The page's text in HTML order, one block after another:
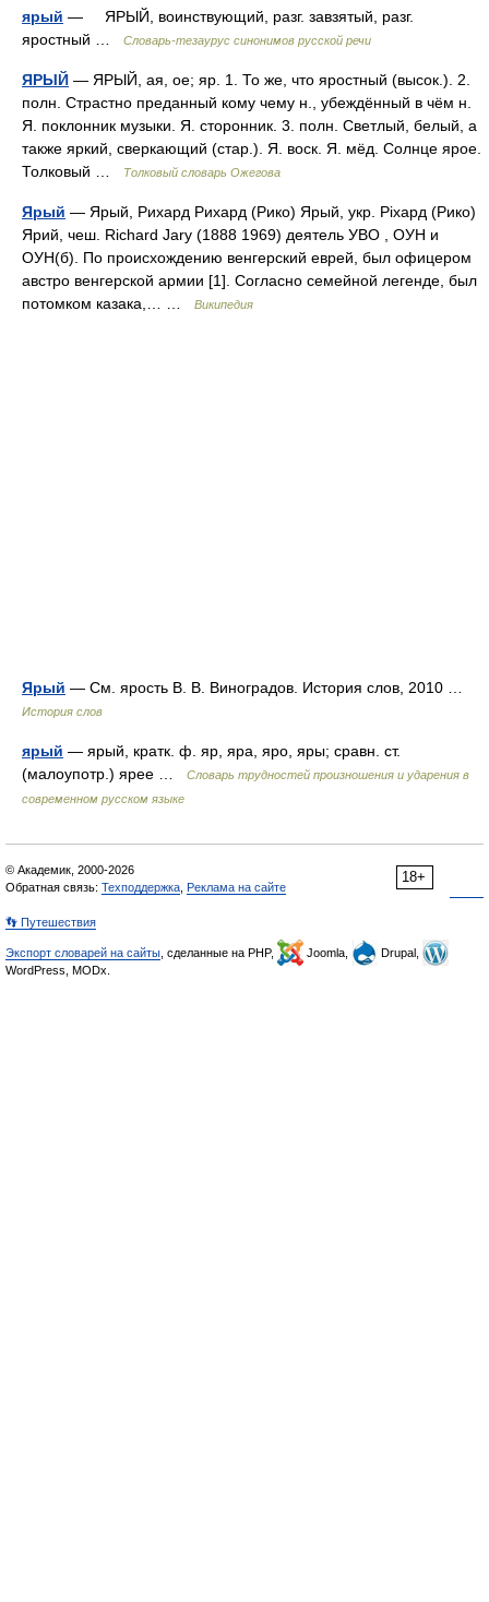
ярый — ЯРЫЙ, воинствующий, разг. завзятый, разг.
яростный …
Словарь-тезаурус синонимов русской речи
ЯРЫЙ — ЯРЫЙ, ая, ое; яр. 1. То же, что яростный (высок.). 2.
полн. Страстно преданный кому чему н., убеждённый в чём н.
Я. поклонник музыки. Я. сторонник. 3. полн. Светлый, белый, а
также яркий, сверкающий (стар.). Я. воск. Я. мёд. Солнце ярое.
Толковый …
Толковый словарь Ожегова
Ярый — Ярый, Рихард Рихард (Рико) Ярый, укр. Ріхард (Рико)
Ярий, чеш. Richard Jary (1888 1969) деятель УВО , ОУН и
ОУН(б). По происхождению венгерский еврей, был офицером
австро венгерской армии [1]. Согласно семейной легенде, был
потомком казака,… …
Википедия
Ярый — См. ярость В. В. Виноградов. История слов, 2010 …
История слов
ярый — ярый, кратк. ф. яр, яра, яро, яры; сравн. ст.
(малоупотр.) ярее …
Словарь трудностей произношения и ударения в
современном русском языке
18+
© Академик, 2000-2026
Обратная связь: Техподдержка Реклама на сайте
👣 Путешествия
Экспорт словарей на сайты , сделанные на PHP, Joomla,
Drupal,
WordPress, MODx.